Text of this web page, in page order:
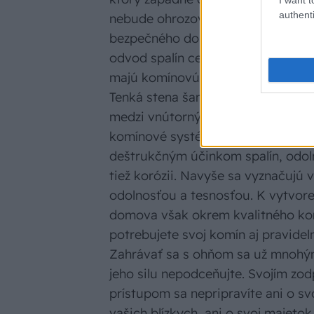
nebude ohrozovať obyvateľov
bezpečného domova je hygienický
odvod spalín cez strechu.
majú komínovú rúru vyrobenú z
Tenká stena šamotovej vložky
medzi vnútorným a vonkajším
komínové systémy Schiedel
deštrukčným účinkom spalín,
tiež korózii. Navyše sa vyznačujú
odolnosťou a tesnosťou. K
domova však okrem kvalitného
potrebujete svoj komín aj
Zahrávať sa s ohňom sa už
jeho silu nepodceňujte. Svojím
prístupom sa nepripravíte ani o